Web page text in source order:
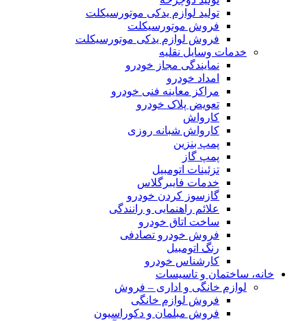
تولید لوازم یدکی موتورسیکلت
فروش موتورسیکلت
فروش لوازم یدکی موتورسیکلت
خدمات وسایل نقلیه
نمایندگی مجاز خودرو
امداد خودرو
مراکز معاینه فنی خودرو
تعویض پلاک خودرو
کارواش
کارواش شبانه روزی
پمپ بنزین
پمپ گاز
تزئینات اتومبیل
خدمات فایبرگلاس
گازسوز کردن خودرو
علائم راهنمایی و رانندگی
ساخت اتاق خودرو
فروش خودرو تصادفی
رنگ اتومبیل
کارشناس خودرو
خانه، ساختمان و تاسیسات
لوازم خانگی و اداری – فروش
فروش لوازم خانگی
فروش مبلمان و دکوراسیون